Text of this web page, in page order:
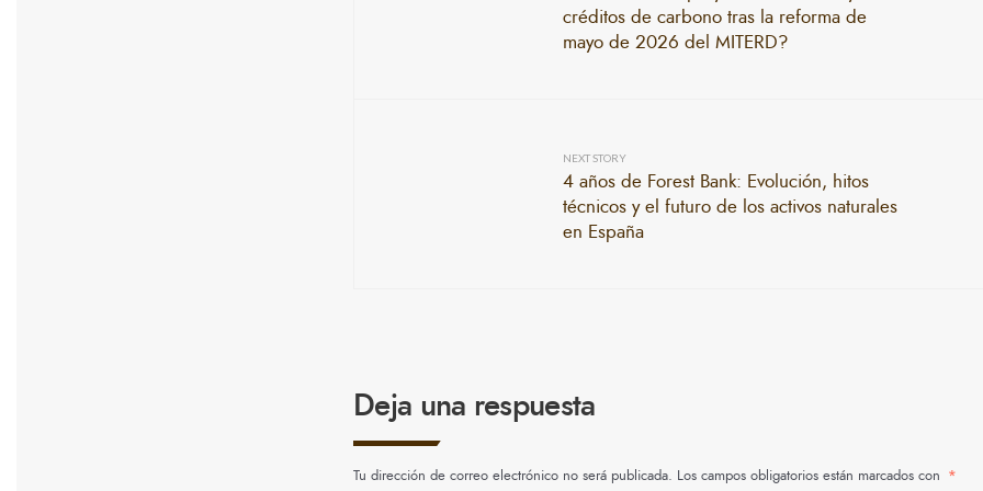
créditos de carbono tras la reforma de
mayo de 2026 del MITERD?
NEXT STORY
4 años de Forest Bank: Evolución, hitos
técnicos y el futuro de los activos naturales
en España
Deja una respuesta
Tu dirección de correo electrónico no será publicada. Los campos obligatorios están marcados con *